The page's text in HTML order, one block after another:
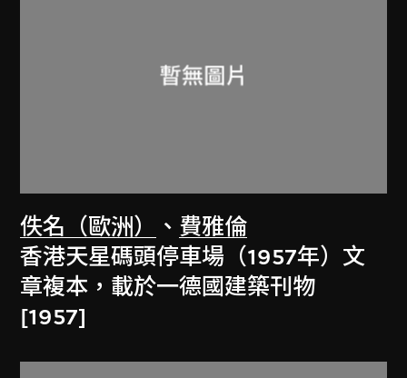
佚名（歐洲） 、 費雅倫
香港天星碼頭停車場（1957年）文
章複本，載於一德國建築刊物
[1957]